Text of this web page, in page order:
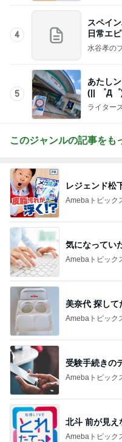
4
スペイ
日常エ
水谷孝の
5
あたし
(|| ゜Д゜
ライター
このジャンルの記事をも
レジェンド松
Amebaトピック
気になってい
Amebaトピック
美奈代 探し
Amebaトピック
受験手続きの
Amebaトピック
北斗 前が見え
Amebaトピック